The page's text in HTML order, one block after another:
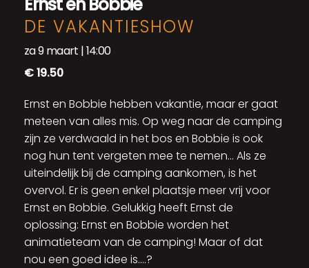
DE VAKANTIESHOW
za 9 maart | 14:00
€ 19.50
Ernst en Bobbie hebben vakantie, maar er gaat
meteen van alles mis. Op weg naar de camping
zijn ze verdwaald in het bos en Bobbie is ook
nog hun tent vergeten mee te nemen… Als ze
uiteindelijk bij de camping aankomen, is het
overvol. Er is geen enkel plaatsje meer vrij voor
Ernst en Bobbie. Gelukkig heeft Ernst de
oplossing: Ernst en Bobbie worden het
animatieteam van de camping! Maar of dat
nou een goed idee is….?